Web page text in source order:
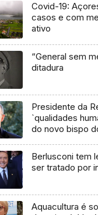
Covid-19:
casos e com
ativo
“General sem
ditadura
Presidente da
`qualidades
do novo bispo
Berlusconi tem
ser tratado por
Aquacultura é